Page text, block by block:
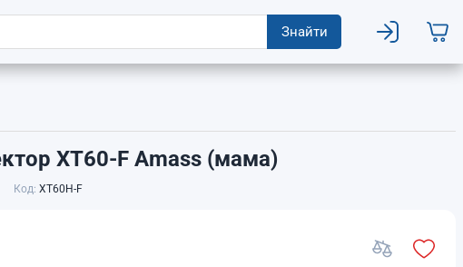
Знайти
XT60-F Amass (мама)
Код: XT60H-F